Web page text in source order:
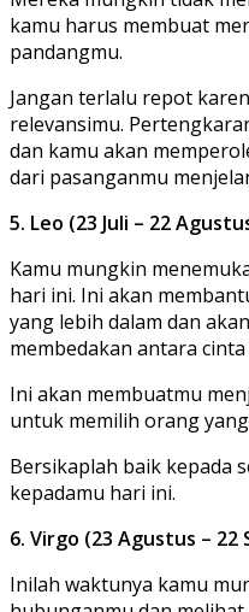
kamu harus membuat
pandangmu.
Jangan terlalu repot
relevansimu.
dan kamu akan
dari pasanganmu
5. Leo (23 Juli – 22
Kamu mungkin
hari ini. Ini akan
yang lebih dalam dan
membedakan antara
Ini akan membuatmu
untuk memilih orang
Bersikaplah baik kepada
kepadamu hari ini.
6. Virgo (23 Agustus –
Inilah waktunya kamu